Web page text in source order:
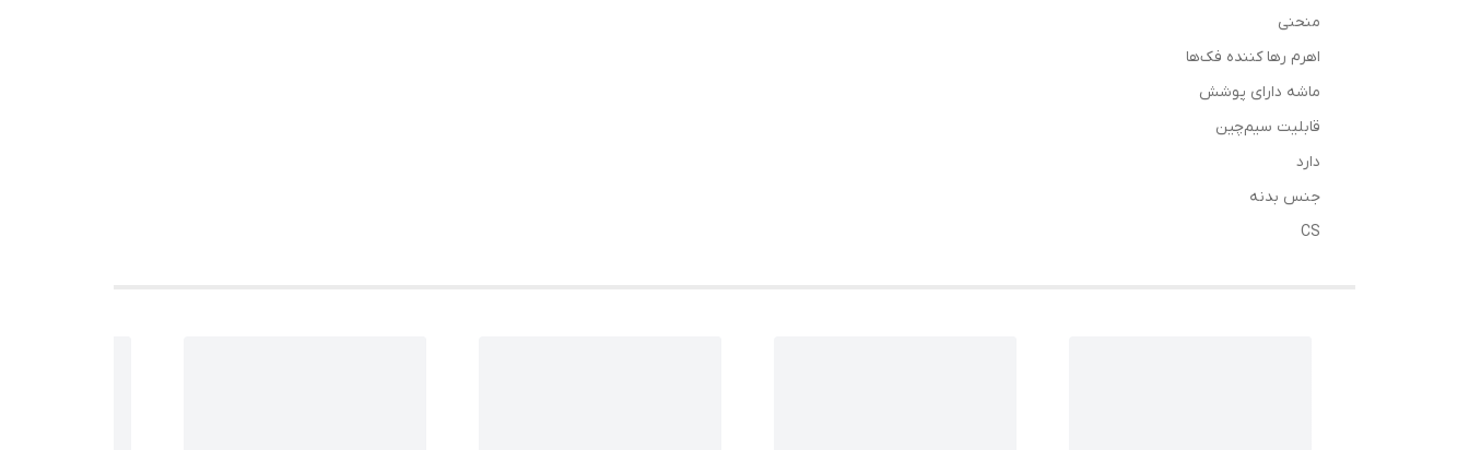
منحنی
اهرم رها کننده فک‌ها
ماشه دارای پوشش
قابلیت سیم‌چین
دارد
جنس بدنه
CS